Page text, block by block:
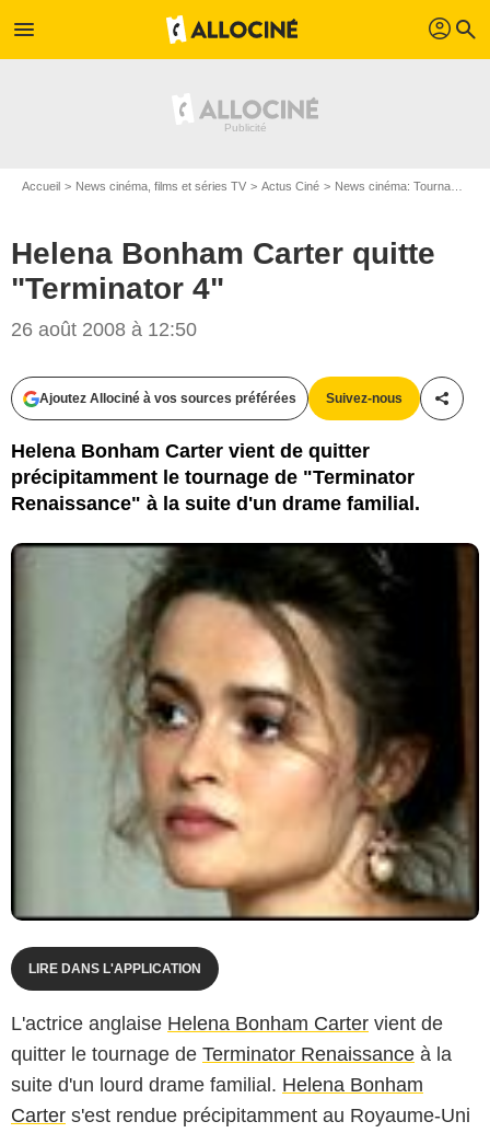
menu profil search
Accueil News cinéma, films et séries TV Actus Ciné News cinéma: Tournages
Helena Bonham Carter quitte
"Terminator 4"
26 août 2008 à 12:50
Ajoutez Allociné à vos sources préférées Suivez-nous
Helena Bonham Carter vient de quitter
précipitamment le tournage de "Terminator
Renaissance" à la suite d'un drame familial.
LIRE DANS L'APPLICATION
L'actrice anglaise Helena Bonham Carter vient de
quitter le tournage de Terminator Renaissance à la
suite d'un lourd drame familial. Helena Bonham
Carter s'est rendue précipitamment au Royaume-Uni